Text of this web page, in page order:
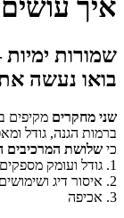
איך
שמורות ימיות
בואו נעשה את
שני מחקרים מקיפים
ברמות הגנה, גודל
כי שלושת המרכיבים
1. גודל ועומק מספקים
2. איסור דיג ושימושים פוגעניים אחרים
3. אכיפה